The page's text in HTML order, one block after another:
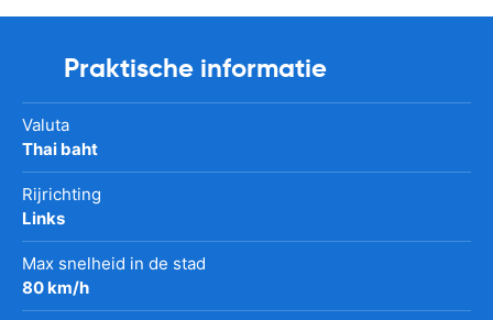
Praktische informatie
Valuta
Thai baht
Rijrichting
Links
Max snelheid in de stad
80 km/h